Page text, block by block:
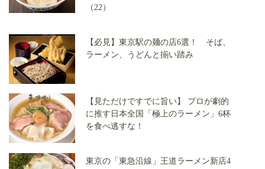
（22）
【必見】東京駅の麺の店6選！ そば、
ラーメン、うどんと揃い踏み
【見ただけですでに旨い】 プロが劇的
に推す日本全国「極上のラーメン」6杯
を食べ逃すな！
東京の「東急沿線」王道ラーメン新店4